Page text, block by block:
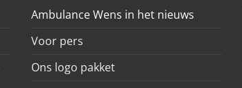
Ambulance Wens in het nieuws
Voor pers
Ons logo pakket